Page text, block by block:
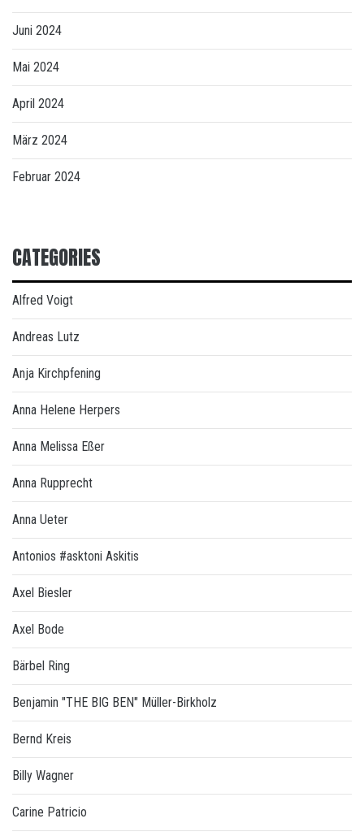
Juni 2024
Mai 2024
April 2024
März 2024
Februar 2024
CATEGORIES
Alfred Voigt
Andreas Lutz
Anja Kirchpfening
Anna Helene Herpers
Anna Melissa Eßer
Anna Rupprecht
Anna Ueter
Antonios #asktoni Askitis
Axel Biesler
Axel Bode
Bärbel Ring
Benjamin "THE BIG BEN" Müller-Birkholz
Bernd Kreis
Billy Wagner
Carine Patricio